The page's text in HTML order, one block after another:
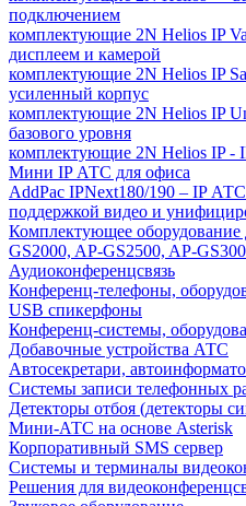
подключением
комплектующие 2N Helios IP
дисплеем и камерой
комплектующие 2N Helios IP
усиленный корпус
комплектующие 2N Helios IP
базового уровня
комплектующие 2N Helios IP -
Мини IP АТС для офиса
AddPac IPNext180/190 – IP
поддержкой видео и
Комплектующее оборудование
GS2000, AP-GS2500, AP-
Аудиоконференцсвязь
Конференц-телефоны,
USB спикерфоны
Конференц-системы,
Добавочные устройства АТС
Автосекретари,
Системы записи телефонных
Детекторы отбоя (детекторы
Мини-АТС на основе Asterisk
Корпоративный SMS сервер
Системы и терминалы
Решения для